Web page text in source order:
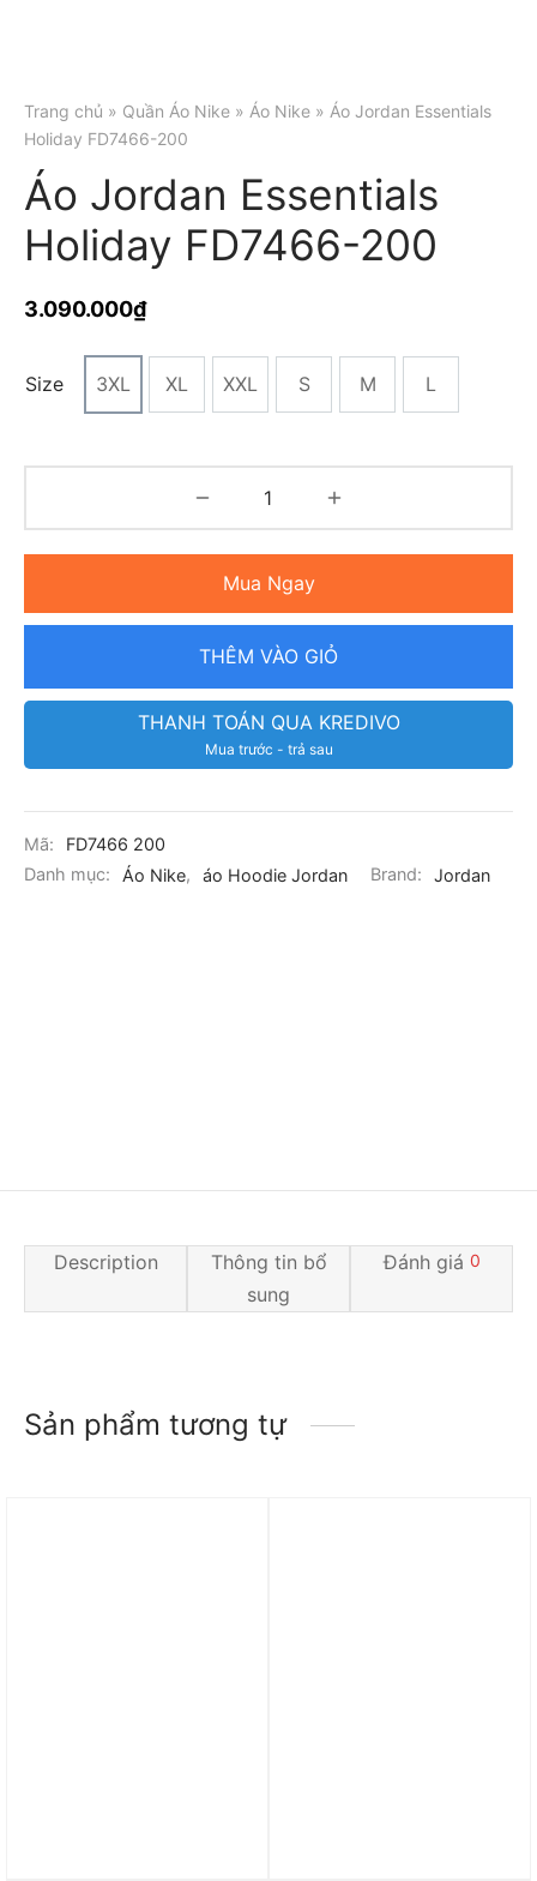
Trang chủ » Quần Áo Nike » Áo Nike » Áo Jordan Essentials
Holiday FD7466-200
Áo Jordan Essentials
Holiday FD7466-200
3.090.000₫
Size 3XL XL XXL S M L
Mua Ngay
THÊM VÀO GIỎ
THANH TOÁN QUA KREDIVO
Mua trước - trả sau
Mã:
FD7466 200
Danh mục:
Áo Nike, áo Hoodie Jordan Brand: Jordan
Description
Thông tin bổ
sung
Đánh giá 0
Sản phẩm tương tự